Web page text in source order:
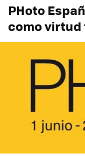
PHoto
como